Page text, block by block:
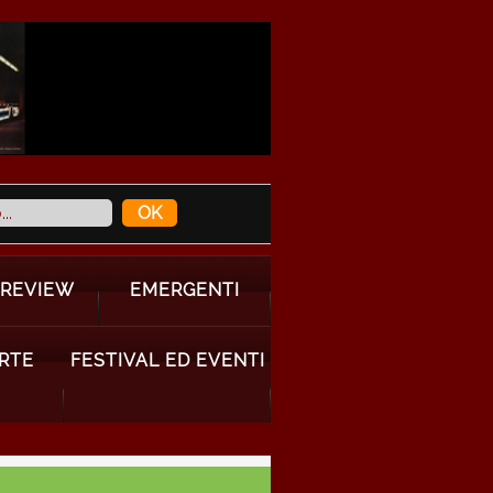
EMERGENTI
FESTIVAL ED EVENTI